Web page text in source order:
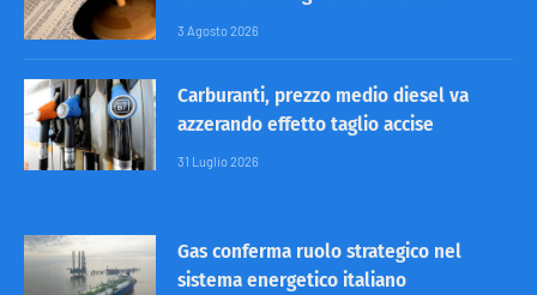
3 Agosto 2026
Carburanti, prezzo medio diesel va
azzerando effetto taglio accise
31 Luglio 2026
Gas conferma ruolo strategico nel
sistema energetico italiano